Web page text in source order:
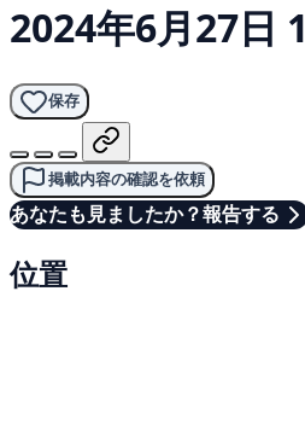
2024年6月27日
保存
掲載内容の確認を依頼
あなたも見ましたか？報告する
位置